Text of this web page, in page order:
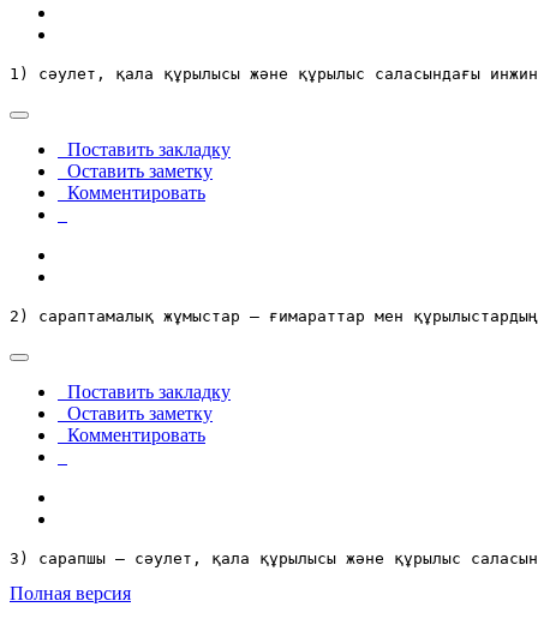
1) сәулет, қала құрылысы және құрылыс саласындағы
Поставить закладку
Оставить заметку
Комментировать
2) сараптамалық жұмыстар – ғимараттар мен
Поставить закладку
Оставить заметку
Комментировать
3) сарапшы – сәулет, қала құрылысы және құрылыс
Полная версия